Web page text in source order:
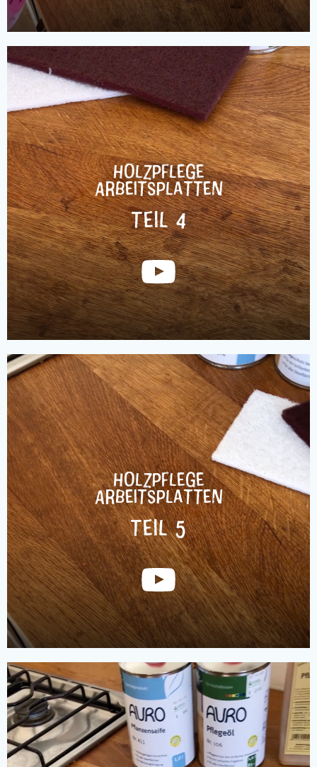
Holzpflege
Arbeitsplatten
Teil 4
Holzpflege
Arbeitsplatten
Teil 5